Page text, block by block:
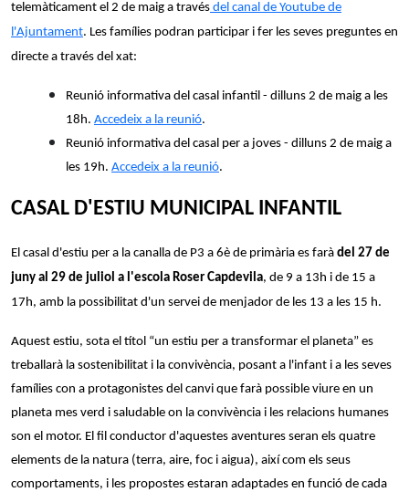
telemàticament el 2 de maig a través del canal de Youtube de
l'Ajuntament. Les famílies podran participar i fer les seves preguntes en
directe a través del xat:
Reunió informativa del casal infantil - dilluns 2 de maig a les
18h. Accedeix a la reunió.
Reunió informativa del casal per a joves - dilluns 2 de maig a
les 19h. Accedeix a la reunió.
CASAL D'ESTIU MUNICIPAL INFANTIL
El casal d'estiu per a la canalla de P3 a 6è de primària es farà del 27 de
juny al 29 de juliol a l'escola Roser Capdevila, de 9 a 13h i de 15 a
17h, amb la possibilitat d'un servei de menjador de les 13 a les 15 h.
Aquest estiu, sota el títol “un estiu per a transformar el planeta” es
treballarà la sostenibilitat i la convivència, posant a l'infant i a les seves
famílies con a protagonistes del canvi que farà possible viure en un
planeta mes verd i saludable on la convivència i les relacions humanes
son el motor. El fil conductor d'aquestes aventures seran els quatre
elements de la natura (terra, aire, foc i aigua), així com els seus
comportaments, i les propostes estaran adaptades en funció de cada